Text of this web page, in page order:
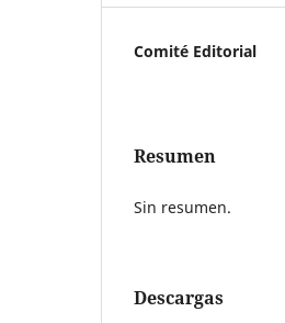
Comité Editorial
Resumen
Sin resumen.
Descargas